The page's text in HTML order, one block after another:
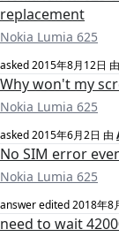
replacement
Nokia Lumia 625
asked2015年8月12日 由
Why won't my
Nokia Lumia 625
asked2015年6月2日 由
No SIM error
Nokia Lumia 625
answer edited2018年8
need to wait